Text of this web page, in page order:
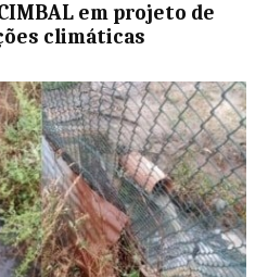
em projeto de
climáticas